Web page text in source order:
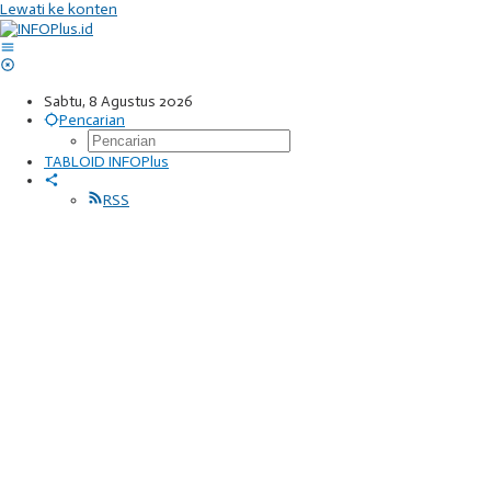
Lewati ke konten
Sabtu, 8 Agustus 2026
Pencarian
TABLOID INFOPlus
RSS